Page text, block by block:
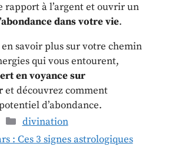
à l’argent et ouvrir un
dans votre vie.
savoir plus sur votre chemin
qui vous entourent,
en voyance sur
et découvrez comment
d’abondance.
divination
: Ces 3 signes astrologiques